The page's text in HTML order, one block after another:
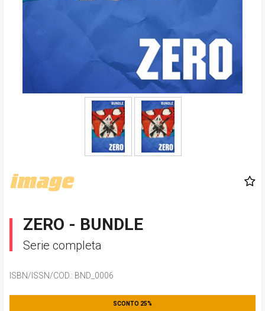
ZERO - BUNDLE
Serie completa
ISBN/ISSN/COD.: BND_0006
SCONTO 25%